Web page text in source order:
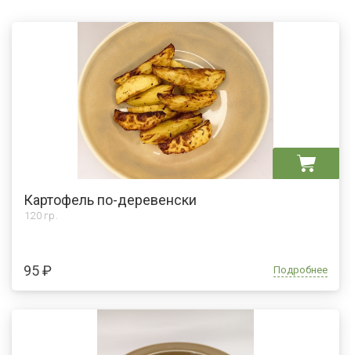
Картофель по-деревенски
120 гр.
95 ₽ Подробнее